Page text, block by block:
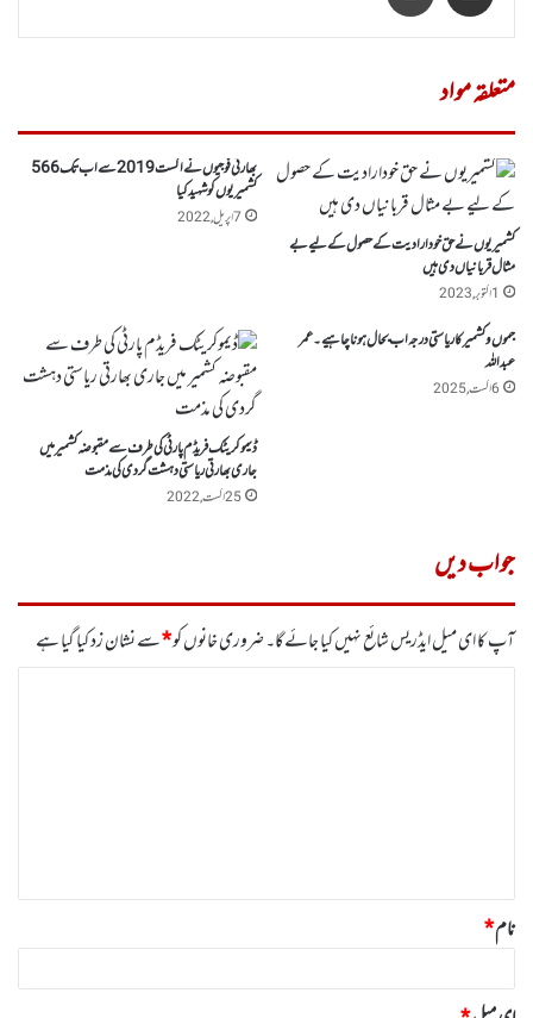
متعلقہ مواد
کشمیریوں نے حق خودارادیت کے حصول کے لیے بے
مثال قربانیاں دی ہیں
1 اکتوبر, 2023
بھارتی فوجیوں نے اگست 2019 سے اب تک 566
کشمیریوں کو شہید کیا
7 اپریل, 2022
جموں وکشمیر کا ریاستی درجہ اب بحال ہونا چاہیے۔ عمر
عبداللہ
6 اگست, 2025
ڈیموکریٹک فریڈم پارٹی کی طرف سے مقبوضہ کشمیر میں
جاری بھارتی ریاستی دہشت گردی کی مذمت
25 اگست, 2022
جواب دیں
آپ کا ای میل ایڈریس شائع نہیں کیا جائے گا۔ضروری خانوں کو*سے نشان زد کیا گیا ہے
نام*